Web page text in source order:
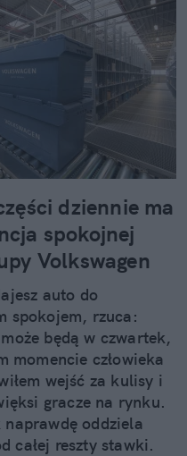
dziennie ma
spokojnej
Volkswagen
auto do
spokojem, rzuca:
będą w czwartek,
momencie człowieka
wejść za kulisy i
gracze na rynku.
naprawdę oddziela
całej reszty stawki.